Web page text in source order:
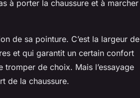
à porter la chaussure et à marcher
de sa pointure. C’est la largeur de
et qui garantit un certain confort
tromper de choix. Mais l’essayage
de la chaussure.